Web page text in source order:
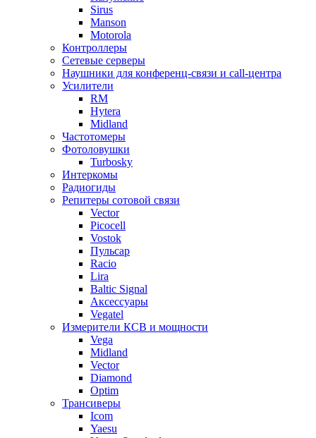
Sirus
Manson
Motorola
Контроллеры
Сетевые серверы
Наушники для конференц-связи и call-центра
Усилители
RM
Hytera
Midland
Частотомеры
Фотоловушки
Turbosky
Интеркомы
Радиогиды
Репитеры сотовой связи
Vector
Picocell
Vostok
Пульсар
Racio
Lira
Baltic Signal
Аксессуары
Vegatel
Измерители КСВ и мощности
Vega
Midland
Vector
Diamond
Optim
Трансиверы
Icom
Yaesu